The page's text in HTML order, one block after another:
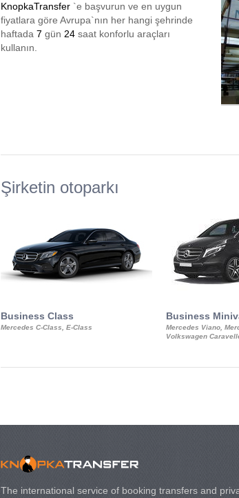
KnopkaTransfer `e başvurun ve en uygun
fiyatlara göre Avrupa`nın her hangi şehrinde
haftada 7 gün 24 saat konforlu araçları
kullanın.
Şirketin otoparkı
Business Class
Mercedes C-Class, E-Class
Business
Mercedes Viano,
Volkswagen
The international service of booking transfers and